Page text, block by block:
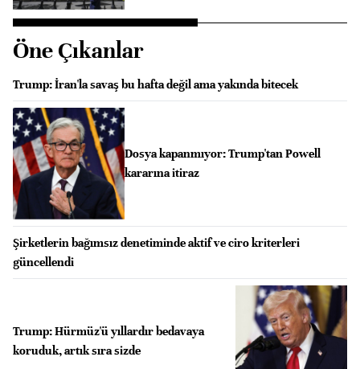
Öne Çıkanlar
Trump: İran'la savaş bu hafta değil ama yakında bitecek
Dosya kapanmıyor: Trump'tan Powell
kararına itiraz
Şirketlerin bağımsız denetiminde aktif ve ciro kriterleri
güncellendi
Trump: Hürmüz'ü yıllardır bedavaya
koruduk, artık sıra sizde